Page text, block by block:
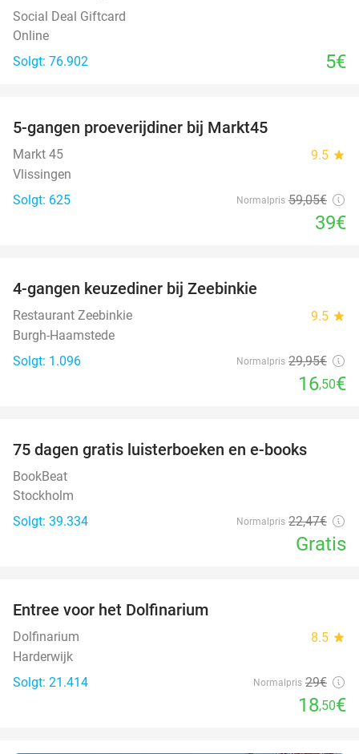
Social Deal Giftcard
Online
Solgt: 76.902
5€
5-gangen proeverijdiner bij Markt45
Markt 45 9.5 star
Vlissingen
Solgt: 625
Normalpris 59,05€
39€
4-gangen keuzediner bij Zeebinkie
Restaurant Zeebinkie 9.5 star
Burgh-Haamstede
Solgt: 1.096
Normalpris 29,95€
16,50€
75 dagen gratis luisterboeken en e-books
BookBeat
Stockholm
Solgt: 39.334
Normalpris 22,47€
Gratis
Entree voor het Dolfinarium
Dolfinarium 8.5 star
Harderwijk
Solgt: 21.414
Normalpris 29€
18,50€